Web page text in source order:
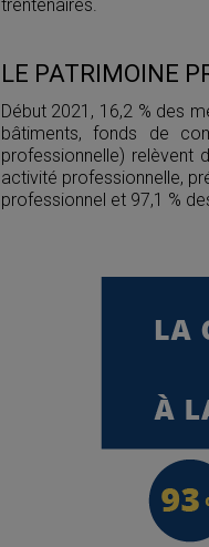
trentenaires.
LE PATRIMOINE
Début 2021, 16,2 % des
bâtiments, fonds de
professionnelle) relèvent
activité professionnelle,
professionnel et 97,1 %